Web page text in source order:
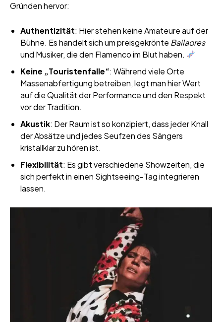
Gründen hervor:
Authentizität: Hier stehen keine Amateure auf der
Bühne. Es handelt sich um preisgekrönte Bailaores
und Musiker, die den Flamenco im Blut haben.
Keine „Touristenfalle“: Während viele Orte
Massenabfertigung betreiben, legt man hier Wert
auf die Qualität der Performance und den Respekt
vor der Tradition.
Akustik: Der Raum ist so konzipiert, dass jeder Knall
der Absätze und jedes Seufzen des Sängers
kristallklar zu hören ist.
Flexibilität: Es gibt verschiedene Showzeiten, die
sich perfekt in einen Sightseeing-Tag integrieren
lassen.